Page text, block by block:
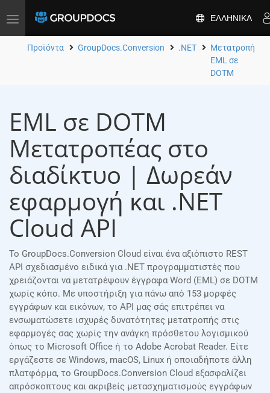
Toggle
ΕΛΛΗΝΙΚΆ
Προϊόντα GroupDocs.Conversion .NET
Μετατροπή
EML σε
DOTM
EML σε DOTM
Μετατροπέας στο
διαδίκτυο | Δωρεάν
εφαρμογή και .NET
Cloud API
Το GroupDocs.Conversion Cloud είναι ένα αξιόπιστο REST
API σχεδιασμένο ειδικά για .NET προγραμματιστές που
χρειάζονται να μετατρέψουν έγγραφα Word (EML) σε DOTM
χωρίς κόπο. Με υποστήριξη για πάνω από 153 μορφές
εγγράφων και εικόνων, το API μας σάς επιτρέπει να
ενσωματώσετε ισχυρές δυνατότητες μετατροπής στις
εφαρμογές σας χωρίς την ανάγκη πρόσθετου λογισμικού
όπως το Microsoft Office ή το Adobe Acrobat Reader. Είτε
εργάζεστε σε Windows, macOS, Linux ή οποιαδήποτε άλλη
πλατφόρμα, το GroupDocs.Conversion Cloud εξασφαλίζει
απρόσκοπτους και ακριβείς μετασχηματισμούς εγγράφων